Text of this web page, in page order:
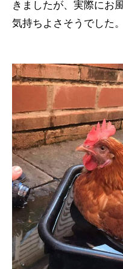
きましたが、実際にお
気持ちよさそうでした